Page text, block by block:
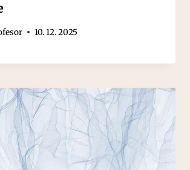
10. 12. 2025